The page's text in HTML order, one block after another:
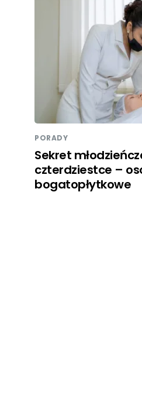
PORADY
Sekret
czterdziestce –
bogatopłytkowe